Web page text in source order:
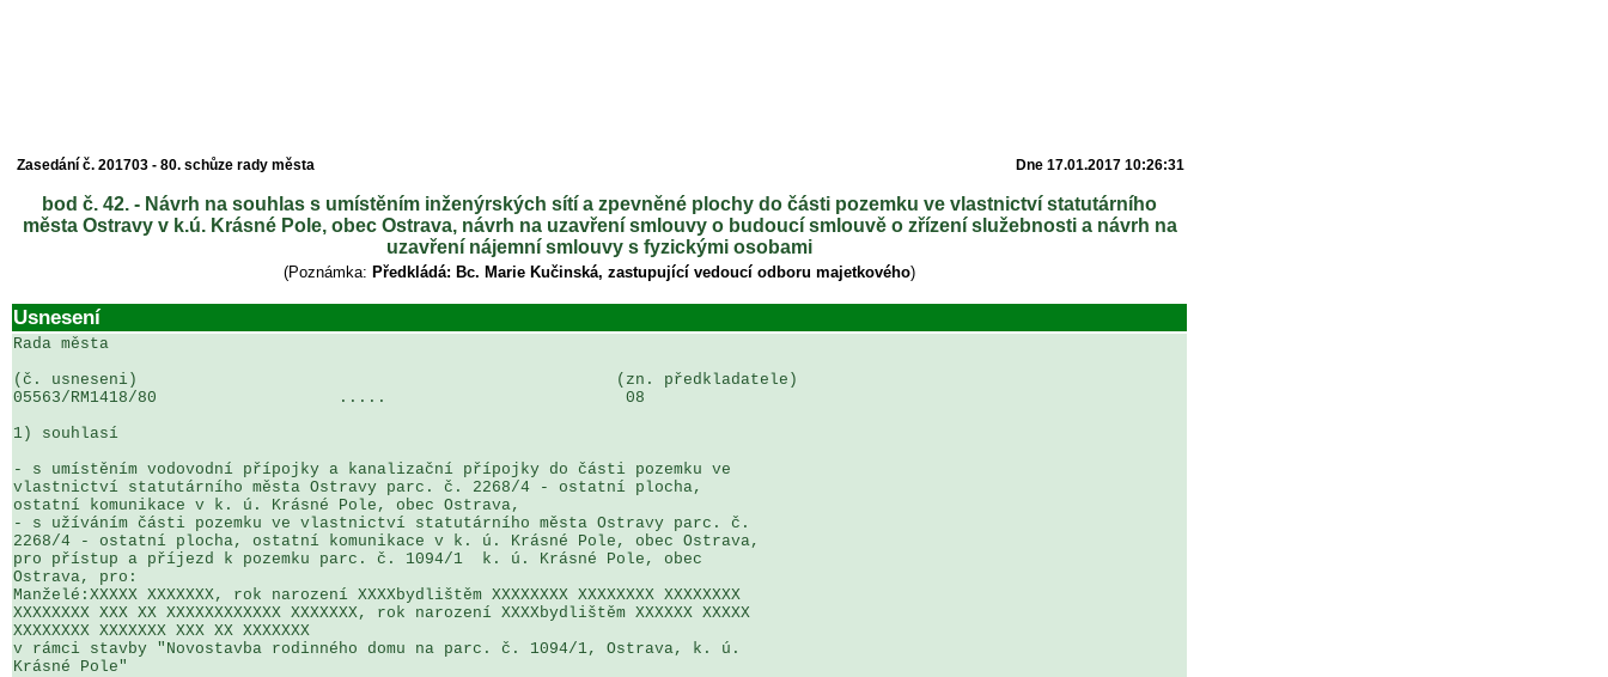
Zasedání č. 201703 - 80. schůze rady města Dne 17.01.2017 10:26:31
bod č. 42. - Návrh na souhlas s umístěním inženýrských sítí a zpevněné plochy do části pozemku ve vlastnictví statutárního
města Ostravy v k.ú. Krásné Pole, obec Ostrava, návrh na uzavření smlouvy o budoucí smlouvě o zřízení služebnosti a návrh na
uzavření nájemní smlouvy s fyzickými osobami
(Poznámka: Předkládá: Bc. Marie Kučinská, zastupující vedoucí odboru majetkového)
Usnesení
Rada města
(č. usneseni)                                                  (zn. předkladatele)
05563/RM1418/80                   .....                         08
1) souhlasí
- s umístěním vodovodní přípojky a kanalizační přípojky do části pozemku ve
vlastnictví statutárního města Ostravy parc. č. 2268/4 - ostatní plocha,
ostatní komunikace v k. ú. Krásné Pole, obec Ostrava,
- s užíváním části pozemku ve vlastnictví statutárního města Ostravy parc. č.
2268/4 - ostatní plocha, ostatní komunikace v k. ú. Krásné Pole, obec Ostrava,
pro přístup a příjezd k pozemku parc. č. 1094/1  k. ú. Krásné Pole, obec
Ostrava, pro:
Manželé:XXXXX XXXXXXX, rok narození XXXXbydlištěm XXXXXXXX XXXXXXXX XXXXXXXX
XXXXXXXX XXX XX XXXXXXXXXXXX XXXXXXX, rok narození XXXXbydlištěm XXXXXX XXXXX
XXXXXXXX XXXXXXX XXX XX XXXXXXX
v rámci stavby "Novostavba rodinného domu na parc. č. 1094/1, Ostrava, k. ú.
Krásné Pole"